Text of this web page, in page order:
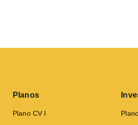
Planos
Plano CV I